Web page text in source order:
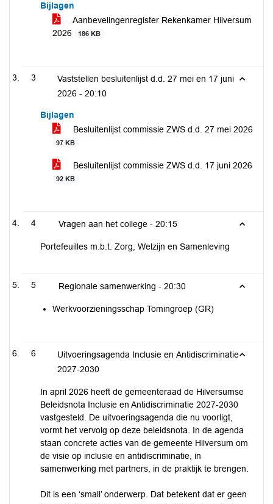
Bijlagen
Aanbevelingenregister Rekenkamer Hilversum
2026
186 KB
3
Vaststellen besluitenlijst d.d. 27 mei en 17 juni
2026 - 20:10
Bijlagen
Besluitenlijst commissie ZWS d.d. 27 mei 2026
97 KB
Besluitenlijst commissie ZWS d.d. 17 juni 2026
92 KB
4 Vragen aan het college - 20:15
Portefeuilles m.b.t. Zorg, Welzijn en Samenleving
5 Regionale samenwerking - 20:30
Werkvoorzieningsschap Tomingroep (GR)
6
Uitvoeringsagenda Inclusie en Antidiscriminatie
2027-2030
In april 2026 heeft de gemeenteraad de Hilversumse
Beleidsnota Inclusie en Antidiscriminatie 2027-2030
vastgesteld. De uitvoeringsagenda die nu voorligt,
vormt het vervolg op deze beleidsnota. In de agenda
staan concrete acties van de gemeente Hilversum om
de visie op inclusie en antidiscriminatie, in
samenwerking met partners, in de praktijk te brengen.
Dit is een ‘small’ onderwerp. Dat betekent dat er geen